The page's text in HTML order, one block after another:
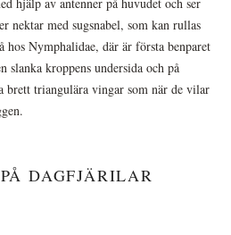
nektar med sugsnabel, som kan rullas
hos Nymphalidae, där är första benparet
kroppens undersida och på
brett triangulära vingar som när de vilar
DAGFJÄRILAR